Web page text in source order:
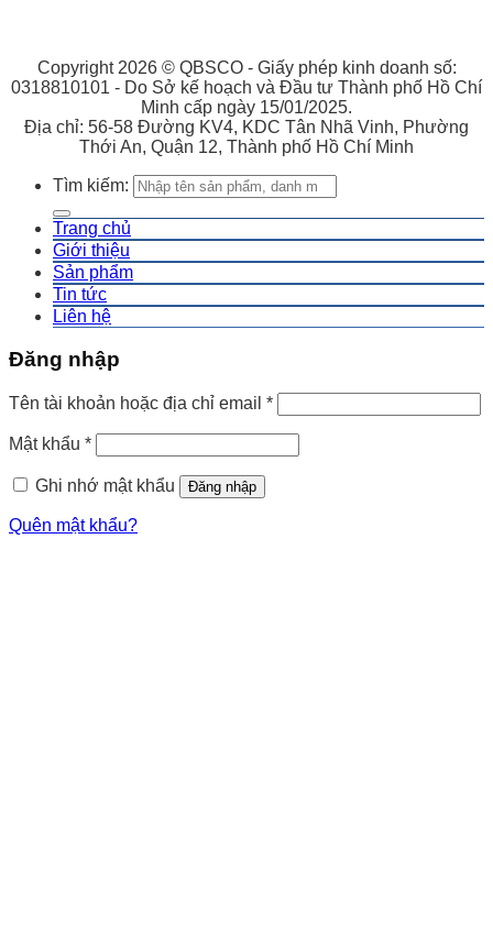
Copyright 2026 © QBSCO - Giấy phép kinh doanh số:
0318810101 - Do Sở kế hoạch và Đầu tư Thành phố Hồ Chí
Minh cấp ngày 15/01/2025.
Địa chỉ: 56-58 Đường KV4, KDC Tân Nhã Vinh, Phường
Thới An, Quận 12, Thành phố Hồ Chí Minh
Tìm kiếm:
Trang chủ
Giới thiệu
Sản phẩm
Tin tức
Liên hệ
Đăng nhập
Tên tài khoản hoặc địa chỉ email *
Mật khẩu *
Ghi nhớ mật khẩu Đăng nhập
Quên mật khẩu?